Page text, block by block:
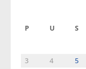
P U S
3
4 5